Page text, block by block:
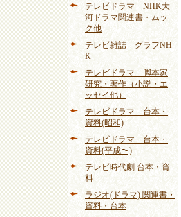
テレビドラマ NHK大
河ドラマ関連書・ムッ
ク他
テレビ雑誌 グラフNH
K
テレビドラマ 脚本家
研究・著作（小説・エ
ッセイ他）
テレビドラマ 台本・
資料(昭和)
テレビドラマ 台本・
資料(平成〜)
テレビ時代劇 台本・資
料
ラジオ(ドラマ) 関連書・
資料・台本